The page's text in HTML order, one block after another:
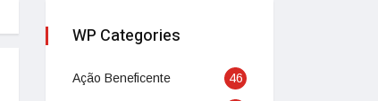
WP Categories
Ação Beneficente 46